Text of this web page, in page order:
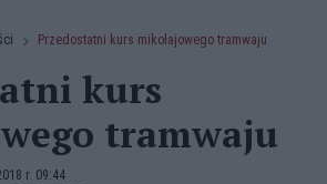
Przedostatni kurs mikołajowego tramwaju
kurs
tramwaju
r. 09:44